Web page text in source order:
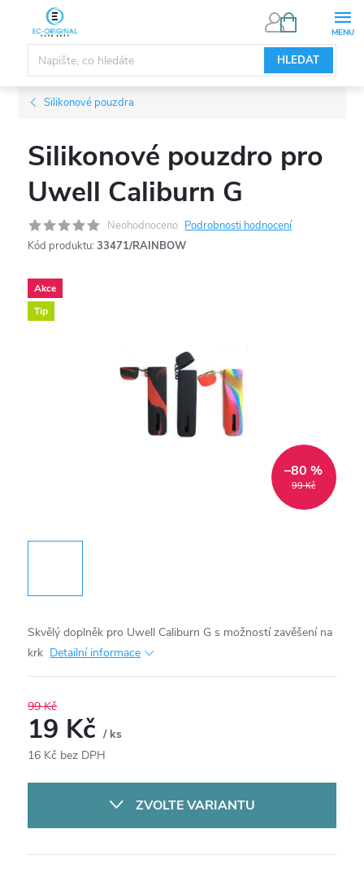
obsah
HLEDAT
NÁKUPNÍ
Silikonové pouzdra
Silikonové pouzdro pro
Uwell Caliburn G
Neohodnoceno Podrobnosti hodnocení
Kód produktu: 33471/RAINBOW
Akce
Tip
99 Kč
–80 %
Skvělý doplněk pro Uwell Caliburn G s možností zavěšení na
krk Detailní informace
99 Kč
19 Kč/ ks
16 Kč bez DPH
ZVOLTE VARIANTU